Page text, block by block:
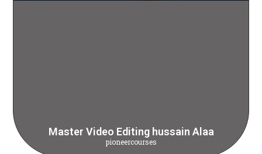
Master Video Editing hussain Alaa
pioneercourses